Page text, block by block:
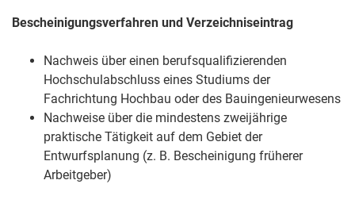
Bescheinigungsverfahren und Verzeichniseintrag
Nachweis über einen berufsqualifizierenden
Hochschulabschluss eines Studiums der
Fachrichtung Hochbau oder des Bauingenieurwesens
Nachweise über die mindestens zweijährige
praktische Tätigkeit auf dem Gebiet der
Entwurfsplanung (z. B. Bescheinigung früherer
Arbeitgeber)